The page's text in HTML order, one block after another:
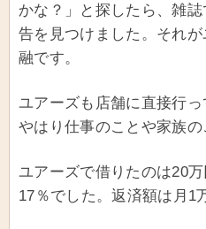
かな？」と探したら、雑
告を見つけました。それ
融です。
ユアーズも店舗に直接行っ
やはり仕事のことや家族の
ユアーズで借りたのは20
17％でした。返済額は月1